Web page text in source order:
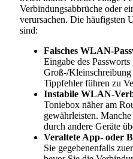
Verbindungsabbrüche oder
verursachen. Die häufigsten
sind:
Falsches WLAN-
Eingabe des Passworts
Groß-/Kleinschreibung
Tippfehler führen zu
Instabile WLAN-
Toniebox näher am
gewährleisten.
durch andere Geräte
Veraltete App- oder
Sie gegebenenfalls